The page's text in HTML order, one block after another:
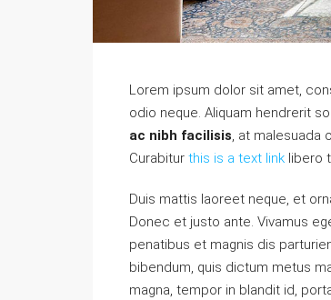
Lorem ipsum dolor sit amet,
odio neque. Aliquam hendrerit
ac nibh facilisis, at malesuada
Curabitur this is a text link libero
Duis mattis laoreet neque, et
Donec et justo ante. Vivamus
penatibus et magnis dis
bibendum, quis dictum metus
magna, tempor in blandit id,